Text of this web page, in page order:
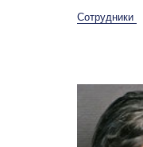
Сотрудники